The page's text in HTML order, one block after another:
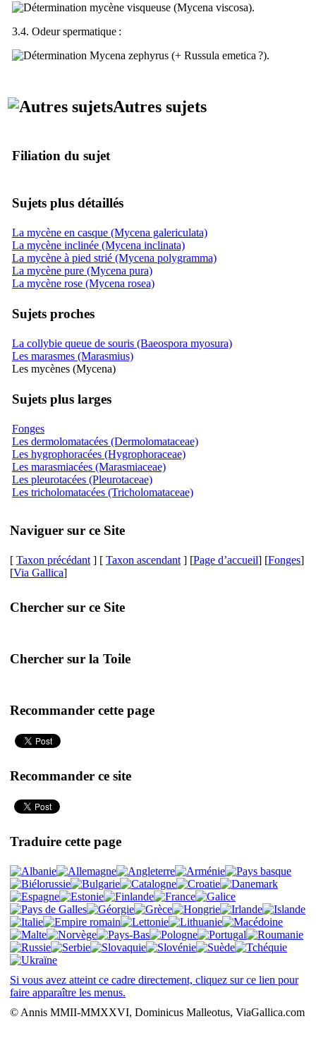
mycène visqueuse (Mycena viscosa).
3.4. Odeur spermatique :
Mycena zephyrus (+ Russula emetica ?).
Autres sujets
Filiation du sujet
Sujets plus détaillés
La mycène en casque (Mycena galericulata)
La mycène inclinée (Mycena inclinata)
La mycène à pied strié (Mycena polygramma)
La mycène pure (Mycena pura)
La mycène rose (Mycena rosea)
Sujets proches
La collybie queue de souris (Baeospora myosura)
Les marasmes (Marasmius)
Les mycènes (Mycena)
Sujets plus larges
Fonges
Les dermolomatacées (Dermolomataceae)
Les hygrophoracées (Hygrophoraceae)
Les marasmiacées (Marasmiaceae)
Les pleurotacées (Pleurotaceae)
Les tricholomatacées (Tricholomataceae)
Naviguer sur ce Site
[ Taxon précédant ] [ Taxon ascendant ] [Page d’accueil] [Fonges]
[Via Gallica]
Chercher sur ce Site
Chercher sur la Toile
Recommander cette page
Recommander ce site
Traduire cette page
Si vous avez atteint ce cadre directement, cliquez sur ce lien pour
faire apparaître les menus.
© Annis MMII-MMXXVI, Dominicus Malleotus, ViaGallica.com